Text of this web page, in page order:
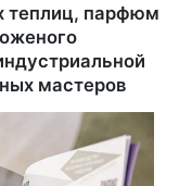
теплиц, парфюм
мастеров